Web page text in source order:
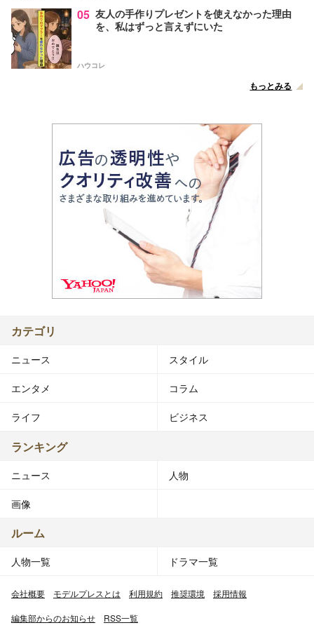
05 友人の手作りプレゼントを使えなかった理由
を、私はずっと言えずにいた
ハウコレ
もっとみる
カテゴリ
ニュース スタイル
エンタメ コラム
ライフ ビジネス
ランキング
ニュース 人物
画像
ルーム
人物一覧 ドラマ一覧
会社概要 モデルプレスとは 利用規約 推奨環境 採用情報
編集部からのお知らせ RSS一覧